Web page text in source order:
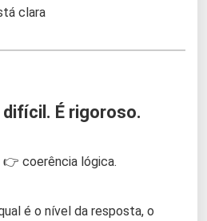
clara
difícil. É rigoroso.
👉 coerência lógica.
é o nível da resposta, o